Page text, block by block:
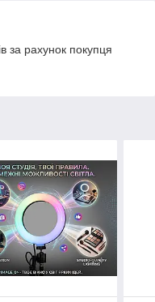
за рахунок покупця